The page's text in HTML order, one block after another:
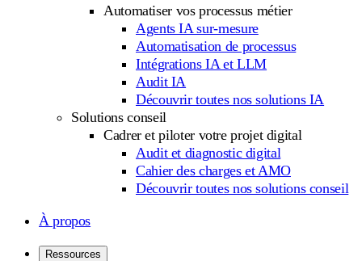
Automatiser vos processus métier
Agents IA sur-mesure
Automatisation de processus
Intégrations IA et LLM
Audit IA
Découvrir toutes nos solutions IA
Solutions conseil
Cadrer et piloter votre projet digital
Audit et diagnostic digital
Cahier des charges et AMO
Découvrir toutes nos solutions conseil
À propos
Ressources